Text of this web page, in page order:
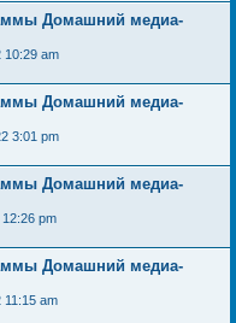
Домашний медиа-
10:29 am
Домашний медиа-
3:01 pm
Домашний медиа-
pm
Домашний медиа-
11:15 am